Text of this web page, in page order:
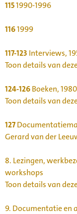
1151990-1996
1161999
117-123 Interviews,
Toon details van
124-126Boeken,
Toon details van
127
Gerard van der
8. Lezingen,
workshops
Toon details van
9. Documentatie en